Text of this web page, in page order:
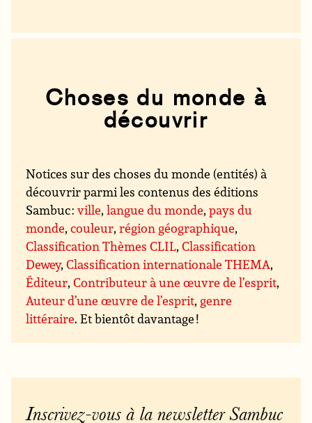
Choses du monde à
découvrir
Notices sur des choses du monde (entités) à
découvrir parmi les contenus des éditions
Sambuc :ville,langue du monde,pays du
monde,couleur,région géographique,
Classification Thèmes CLIL,Classification
Dewey,Classification internationale THEMA,
Éditeur,Contributeur à une œuvre de l’esprit,
Auteur d’une œuvre de l’esprit, genre
littéraire. Et bientôt davantage !
Inscrivez-vous à la newsletter Sambuc